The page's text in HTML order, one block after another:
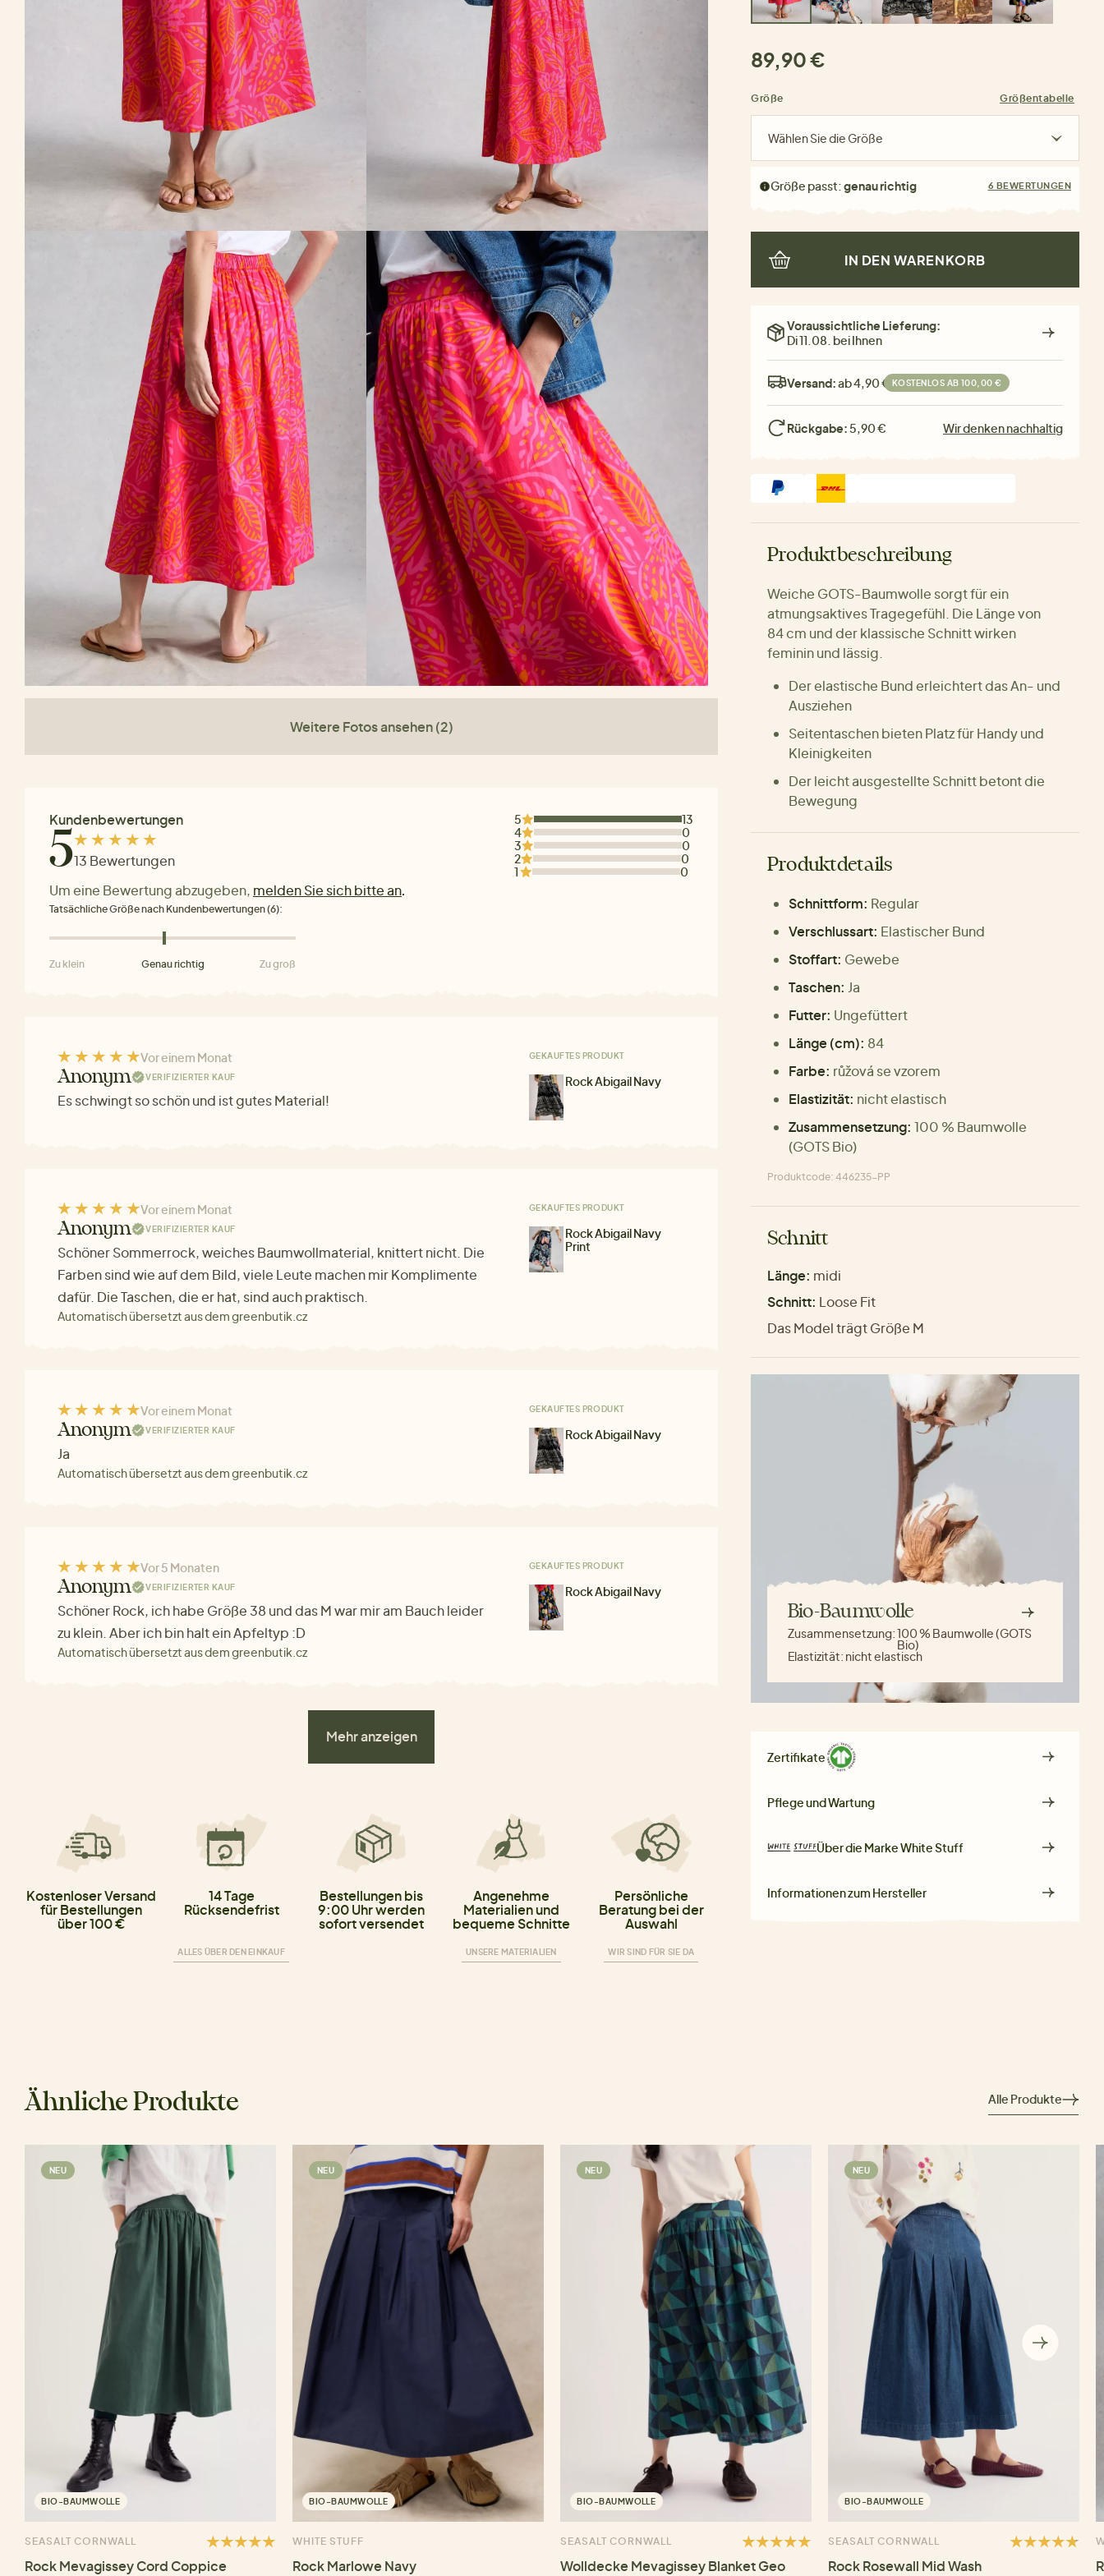
Weitere Fotos ansehen (2)
Kundenbewertungen
513 Bewertungen
Um eine Bewertung abzugeben, melden Sie sich bitte an.
5
13
4
0
3
0
2
0
1
0
Tatsächliche Größe nach Kundenbewertungen (6):
Zu klein Genau richtig Zu groß
Vor einem Monat
Anonym VERIFIZIERTER KAUF
Es schwingt so schön und ist gutes Material!
GEKAUFTES PRODUKT
Rock Abigail Navy
Vor einem Monat
Anonym VERIFIZIERTER KAUF
Schöner Sommerrock, weiches Baumwollmaterial, knittert nicht. Die
Farben sind wie auf dem Bild, viele Leute machen mir Komplimente
dafür. Die Taschen, die er hat, sind auch praktisch.
Automatisch übersetzt aus dem greenbutik.cz
GEKAUFTES PRODUKT
Rock Abigail Navy
Print
Vor einem Monat
Anonym VERIFIZIERTER KAUF
Ja
Automatisch übersetzt aus dem greenbutik.cz
GEKAUFTES PRODUKT
Rock Abigail Navy
Vor 5 Monaten
Anonym VERIFIZIERTER KAUF
Schöner Rock, ich habe Größe 38 und das M war mir am Bauch leider
zu klein. Aber ich bin halt ein Apfeltyp :D
Automatisch übersetzt aus dem greenbutik.cz
GEKAUFTES PRODUKT
Rock Abigail Navy
Mehr anzeigen
Kostenloser Versand
für Bestellungen
über 100 €
14 Tage
Rücksendefrist
ALLES ÜBER DEN EINKAUF
Bestellungen bis
9:00 Uhr werden
sofort versendet
Angenehme
Materialien und
bequeme Schnitte
UNSERE MATERIALIEN
Persönliche
Beratung bei der
Auswahl
WIR SIND FÜR SIE DA
89,90 €
Größe Größentabelle
Wählen Sie die Größe
Größe passt:genau richtig 6 BEWERTUNGEN
IN DEN WARENKORB
Voraussichtliche Lieferung:
Di 11.08. bei Ihnen
Versand:ab 4,90 € KOSTENLOS AB 100,00 €
Rückgabe: 5,90 € Wir denken nachhaltig
Produktbeschreibung
Weiche GOTS-Baumwolle sorgt für ein
atmungsaktives Tragegefühl. Die Länge von
84 cm und der klassische Schnitt wirken
feminin und lässig.
Der elastische Bund erleichtert das An- und
Ausziehen
Seitentaschen bieten Platz für Handy und
Kleinigkeiten
Der leicht ausgestellte Schnitt betont die
Bewegung
Produktdetails
Schnittform: Regular
Verschlussart: Elastischer Bund
Stoffart: Gewebe
Taschen: Ja
Futter: Ungefüttert
Länge (cm): 84
Farbe: růžová se vzorem
Elastizität: nicht elastisch
Zusammensetzung: 100 % Baumwolle
(GOTS Bio)
Produktcode: 446235-PP
Schnitt
Länge: midi
Schnitt: Loose Fit
Das Model trägt Größe M
Bio-Baumwolle
Zusammensetzung:100 % Baumwolle (GOTS
Bio)
Elastizität: nicht elastisch
Zertifikate
Pflege und Wartung
Über die MarkeWhite Stuff
Informationen zum Hersteller
Ähnliche Produkte Alle Produkte
NEU
BIO-BAUMWOLLE
SEASALT CORNWALL
Rock Mevagissey Cord Coppice
NEU
BIO-BAUMWOLLE
WHITE STUFF
Rock Marlowe Navy
NEU
BIO-BAUMWOLLE
SEASALT CORNWALL
Wolldecke Mevagissey Blanket Geo
NEU
BIO-BAUMWOLLE
SEASALT CORNWALL
Rock Rosewall Mid Wash